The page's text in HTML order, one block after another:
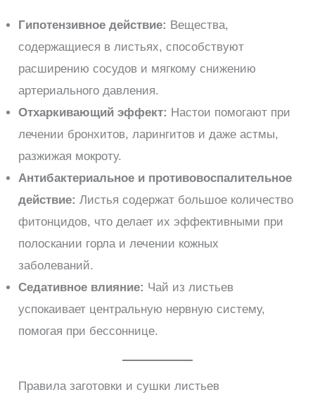
Гипотензивное действие: Вещества,
содержащиеся в листьях, способствуют
расширению сосудов и мягкому снижению
артериального давления.
Отхаркивающий эффект: Настои помогают при
лечении бронхитов, ларингитов и даже астмы,
разжижая мокроту.
Антибактериальное и противовоспалительное
действие: Листья содержат большое количество
фитонцидов, что делает их эффективными при
полоскании горла и лечении кожных
заболеваний.
Седативное влияние: Чай из листьев
успокаивает центральную нервную систему,
помогая при бессоннице.
Правила заготовки и сушки листьев